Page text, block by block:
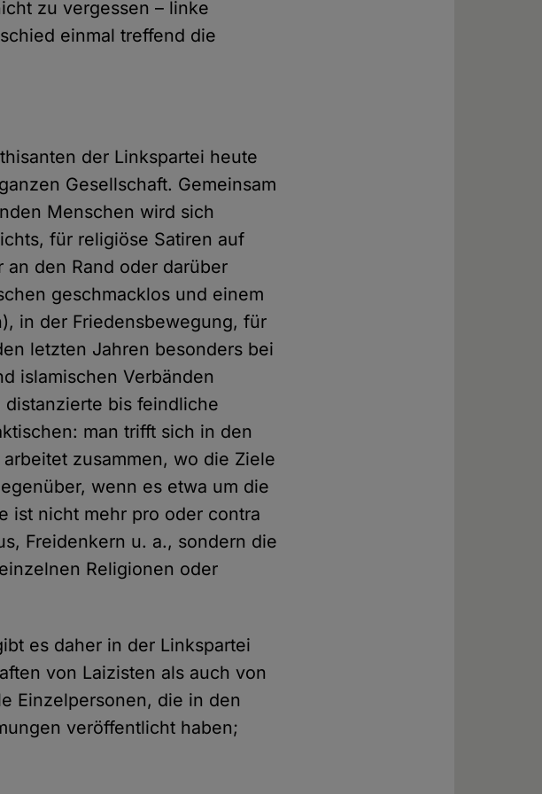
zu vergessen – linke
einmal treffend die
der Linkspartei heute
Gesellschaft. Gemeinsam
Menschen wird sich
für religiöse Satiren auf
den Rand oder darüber
geschmacklos und einem
in der Friedensbewegung, für
letzten Jahren besonders bei
islamischen Verbänden
bis feindliche
man trifft sich in den
zusammen, wo die Ziele
wenn es etwa um die
ist nicht mehr pro oder contra
Freidenkern u. a., sondern die
Religionen oder
es daher in der Linkspartei
von Laizisten als auch von
Einzelpersonen, die in den
veröffentlicht haben;